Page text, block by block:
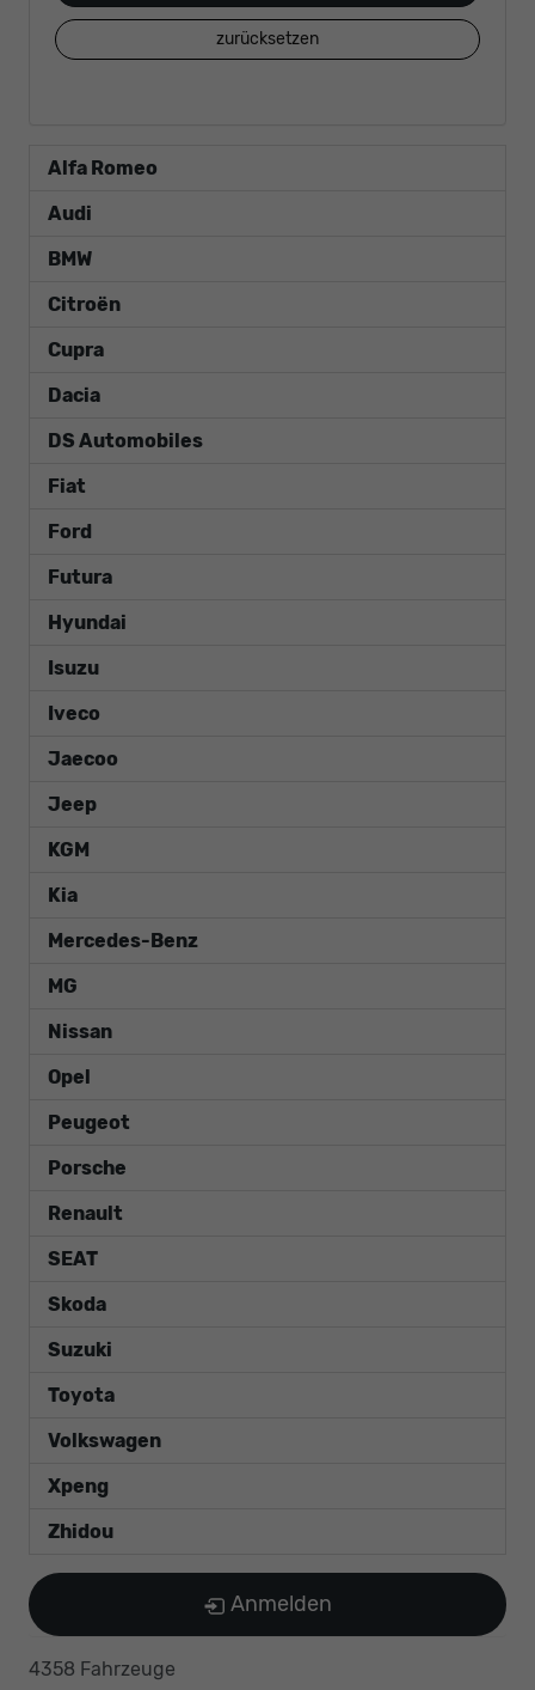
zurücksetzen
Alfa Romeo
Audi
BMW
Citroën
Cupra
Dacia
DS Automobiles
Fiat
Ford
Futura
Hyundai
Isuzu
Iveco
Jaecoo
Jeep
KGM
Kia
Mercedes-Benz
MG
Nissan
Opel
Peugeot
Porsche
Renault
SEAT
Skoda
Suzuki
Toyota
Volkswagen
Xpeng
Zhidou
Anmelden
4358 Fahrzeuge